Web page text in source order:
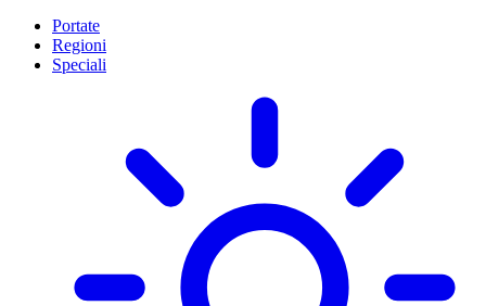
Portate
Regioni
Speciali